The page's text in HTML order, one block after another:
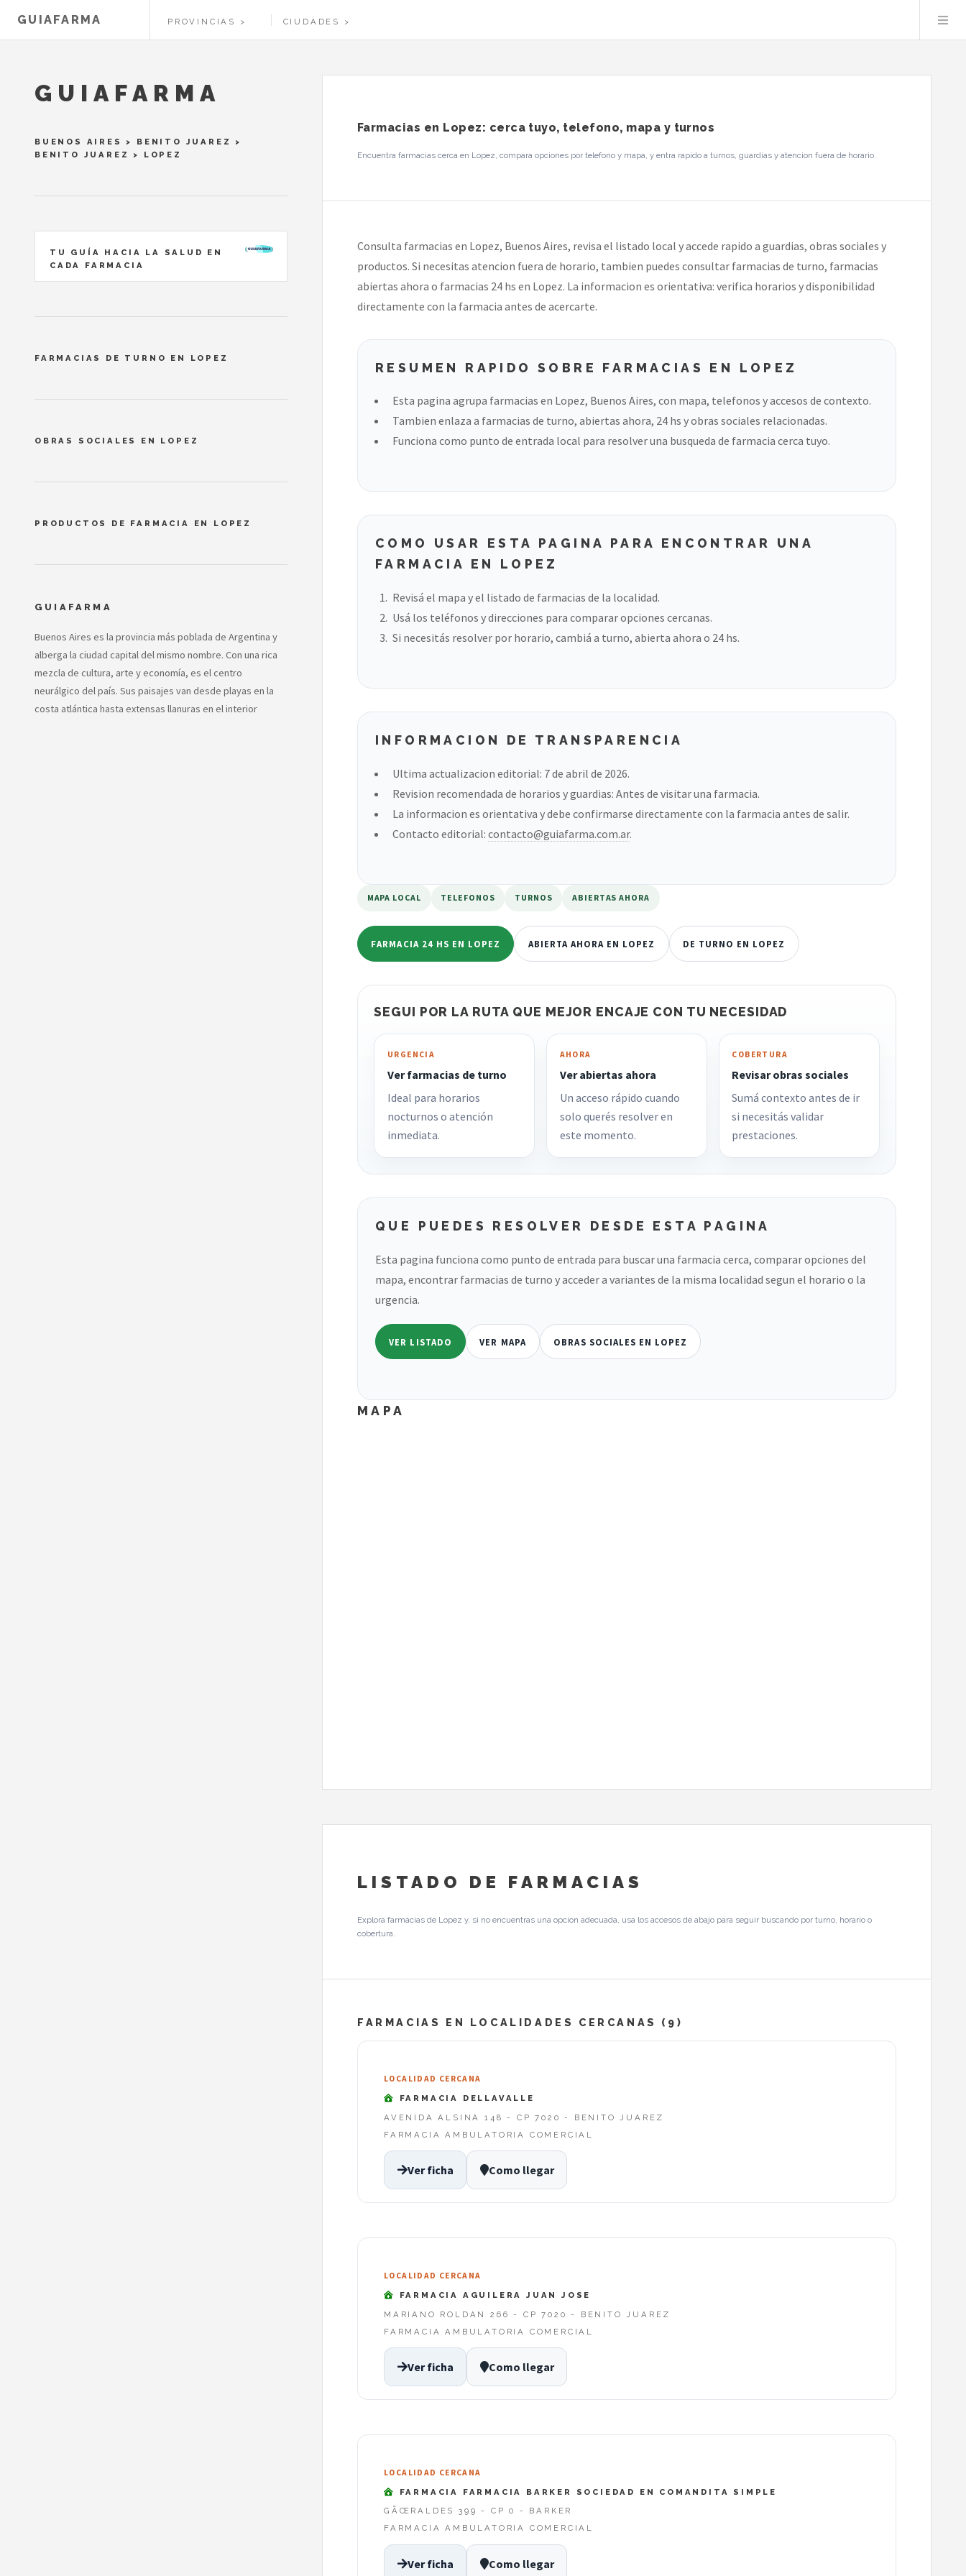
GUIAFARMA PROVINCIAS CIUDADES
Farmacias en Lopez: cerca tuyo, telefono, mapa y turnos
Encuentra farmacias cerca en Lopez, compara opciones por telefono y mapa, y entra rapido a turnos, guardias y atencion fuera de horario.
Consulta farmacias en Lopez, Buenos Aires, revisa el listado local y accede rapido a guardias, obras sociales y
productos. Si necesitas atencion fuera de horario, tambien puedes consultar farmacias de turno, farmacias
abiertas ahora o farmacias 24 hs en Lopez. La informacion es orientativa: verifica horarios y disponibilidad
directamente con la farmacia antes de acercarte.
RESUMEN RAPIDO SOBRE FARMACIAS EN LOPEZ
Esta pagina agrupa farmacias en Lopez, Buenos Aires, con mapa, telefonos y accesos de contexto.
Tambien enlaza a farmacias de turno, abiertas ahora, 24 hs y obras sociales relacionadas.
Funciona como punto de entrada local para resolver una busqueda de farmacia cerca tuyo.
COMO USAR ESTA PAGINA PARA ENCONTRAR UNA
FARMACIA EN LOPEZ
Revisá el mapa y el listado de farmacias de la localidad.
Usá los teléfonos y direcciones para comparar opciones cercanas.
Si necesitás resolver por horario, cambiá a turno, abierta ahora o 24 hs.
INFORMACION DE TRANSPARENCIA
Ultima actualizacion editorial: 7 de abril de 2026.
Revision recomendada de horarios y guardias: Antes de visitar una farmacia.
La informacion es orientativa y debe confirmarse directamente con la farmacia antes de salir.
Contacto editorial: contacto@guiafarma.com.ar.
MAPA LOCAL TELEFONOS TURNOS ABIERTAS AHORA
FARMACIA 24 HS EN LOPEZ ABIERTA AHORA EN LOPEZ DE TURNO EN LOPEZ
SEGUI POR LA RUTA QUE MEJOR ENCAJE CON TU NECESIDAD
URGENCIA
Ver farmacias de turno
Ideal para horarios
nocturnos o atención
inmediata.
AHORA
Ver abiertas ahora
Un acceso rápido cuando
solo querés resolver en
este momento.
COBERTURA
Revisar obras sociales
Sumá contexto antes de ir
si necesitás validar
prestaciones.
QUE PUEDES RESOLVER DESDE ESTA PAGINA
Esta pagina funciona como punto de entrada para buscar una farmacia cerca, comparar opciones del
mapa, encontrar farmacias de turno y acceder a variantes de la misma localidad segun el horario o la
urgencia.
VER LISTADO VER MAPA OBRAS SOCIALES EN LOPEZ
MAPA
LISTADO DE FARMACIAS
Explora farmacias de Lopez y, si no encuentras una opcion adecuada, usa los accesos de abajo para seguir buscando por turno, horario o
cobertura.
FARMACIAS EN LOCALIDADES CERCANAS (9)
LOCALIDAD CERCANA
FARMACIA DELLAVALLE
AVENIDA ALSINA 148 - CP 7020 - BENITO JUAREZ
FARMACIA AMBULATORIA COMERCIAL
Ver ficha Como llegar
LOCALIDAD CERCANA
FARMACIA AGUILERA JUAN JOSE
MARIANO ROLDAN 266 - CP 7020 - BENITO JUAREZ
FARMACIA AMBULATORIA COMERCIAL
Ver ficha Como llegar
LOCALIDAD CERCANA
FARMACIA FARMACIA BARKER SOCIEDAD EN COMANDITA SIMPLE
GÃŒRALDES 399 - CP 0 - BARKER
FARMACIA AMBULATORIA COMERCIAL
Ver ficha Como llegar
GUIAFARMA
BUENOS AIRES > BENITO JUAREZ
>
BENITO JUAREZ
> LOPEZ
TU GUÍA HACIA LA SALUD EN
CADA FARMACIA
FARMACIAS DE TURNO EN LOPEZ
OBRAS SOCIALES EN LOPEZ
PRODUCTOS DE FARMACIA EN LOPEZ
GUIAFARMA
Buenos Aires es la provincia más poblada de Argentina y
alberga la ciudad capital del mismo nombre. Con una rica
mezcla de cultura, arte y economía, es el centro
neurálgico del país. Sus paisajes van desde playas en la
costa atlántica hasta extensas llanuras en el interior